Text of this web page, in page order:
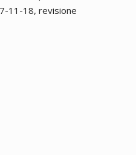
11-18, revisione